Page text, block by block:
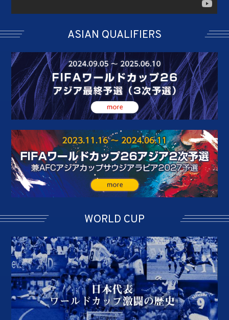
ASIAN QUALIFIERS
WORLD CUP